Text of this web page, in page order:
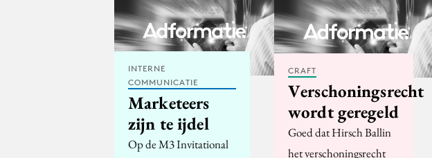
INTERNE
COMMUNICATIE
Marketeers
zijn te ijdel
Op de M3 Invitational
CRAFT
Verschoningsrecht
wordt geregeld
Goed dat Hirsch Ballin
het verschoningsrecht